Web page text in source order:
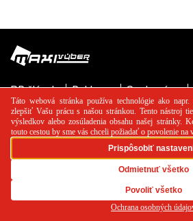
PR článok Reklama Spolupráca
používania cookies
RSS